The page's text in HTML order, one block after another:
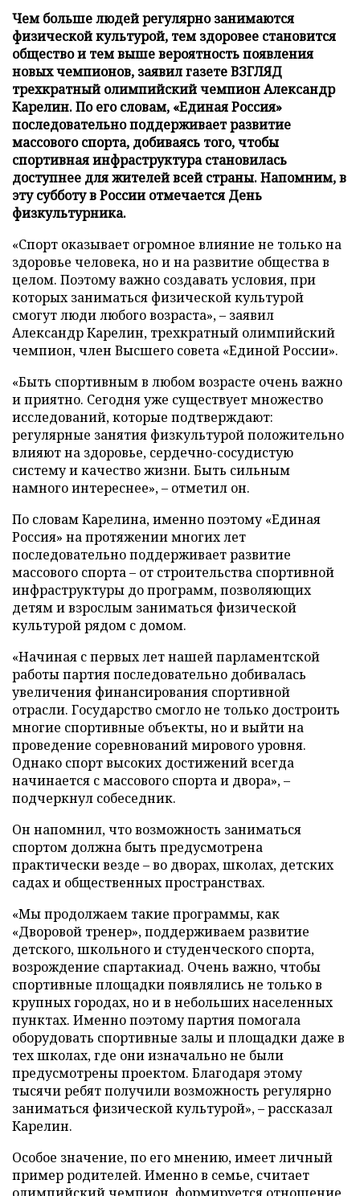
Чем больше людей регулярно занимаются
физической культурой, тем здоровее становится
общество и тем выше вероятность появления
новых чемпионов, заявил газете ВЗГЛЯД
трехкратный олимпийский чемпион Александр
Карелин. По его словам, «Единая Россия»
последовательно поддерживает развитие
массового спорта, добиваясь того, чтобы
спортивная инфраструктура становилась
доступнее для жителей всей страны. Напомним, в
эту субботу в России отмечается День
физкультурника.
«Спорт оказывает огромное влияние не только на
здоровье человека, но и на развитие общества в
целом. Поэтому важно создавать условия, при
которых заниматься физической культурой
смогут люди любого возраста», – заявил
Александр Карелин, трехкратный олимпийский
чемпион, член Высшего совета «Единой России».
«Быть спортивным в любом возрасте очень важно
и приятно. Сегодня уже существует множество
исследований, которые подтверждают:
регулярные занятия физкультурой положительно
влияют на здоровье, сердечно-сосудистую
систему и качество жизни. Быть сильным
намного интереснее», – отметил он.
По словам Карелина, именно поэтому «Единая
Россия» на протяжении многих лет
последовательно поддерживает развитие
массового спорта – от строительства спортивной
инфраструктуры до программ, позволяющих
детям и взрослым заниматься физической
культурой рядом с домом.
«Начиная с первых лет нашей парламентской
работы партия последовательно добивалась
увеличения финансирования спортивной
отрасли. Государство смогло не только достроить
многие спортивные объекты, но и выйти на
проведение соревнований мирового уровня.
Однако спорт высоких достижений всегда
начинается с массового спорта и двора», –
подчеркнул собеседник.
Он напомнил, что возможность заниматься
спортом должна быть предусмотрена
практически везде – во дворах, школах, детских
садах и общественных пространствах.
«Мы продолжаем такие программы, как
«Дворовой тренер», поддерживаем развитие
детского, школьного и студенческого спорта,
возрождение спартакиад. Очень важно, чтобы
спортивные площадки появлялись не только в
крупных городах, но и в небольших населенных
пунктах. Именно поэтому партия помогала
оборудовать спортивные залы и площадки даже в
тех школах, где они изначально не были
предусмотрены проектом. Благодаря этому
тысячи ребят получили возможность регулярно
заниматься физической культурой», – рассказал
Карелин.
Особое значение, по его мнению, имеет личный
пример родителей. Именно в семье, считает